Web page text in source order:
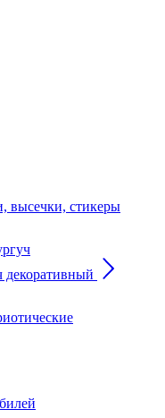
высечки, стикеры
декоративный